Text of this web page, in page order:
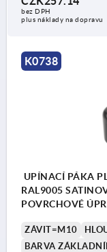
bez DPH
plus náklady na dopravu
K0738
UPÍNACÍ PÁKA
RAL9005
POVRCHOVÉ
ZÁVIT=M10
BARVA